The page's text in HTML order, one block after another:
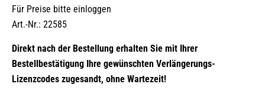
Für Preise bitte einloggen
Art.-Nr.: 22585
Direkt nach der Bestellung erhalten Sie mit Ihrer
Bestellbestätigung Ihre gewünschten Verlängerungs-
Lizenzcodes zugesandt, ohne Wartezeit!